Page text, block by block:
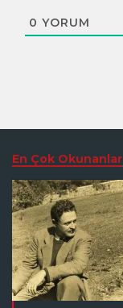
0 YORUM
En Çok Okunanlar